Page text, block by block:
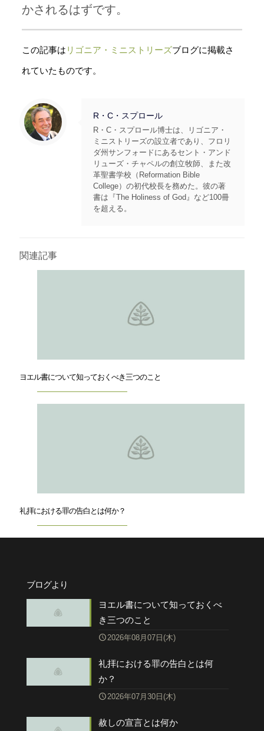
かされるはずです。
この記事は リゴニア・ミニストリーズブログに掲載さ
れていたものです。
R・C・スプロール
R・C・スプロール博士は、リゴニア・
ミニストリーズの設立者であり、フロリ
ダ州サンフォードにあるセント・アンド
リューズ・チャペルの創立牧師、また改
革聖書学校（Reformation Bible
College）の初代校長を務めた。彼の著
書は『The Holiness of God』など100冊
を超える。
関連記事
ヨエル書について知っておくべき三つのこと
礼拝における罪の告白とは何か？
ブログより
ヨエル書について知っておくべ
き三つのこと
2026年08月07日(木)
礼拝における罪の告白とは何
か？
2026年07月30日(木)
赦しの宣言とは何か